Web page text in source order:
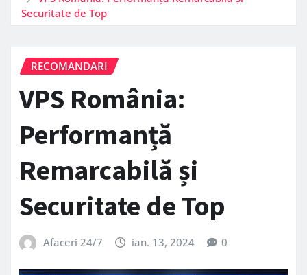
Securitate de Top
RECOMANDARI
VPS România:
Performanță
Remarcabilă și
Securitate de Top
Afaceri 24/7 ian. 13, 2024 0